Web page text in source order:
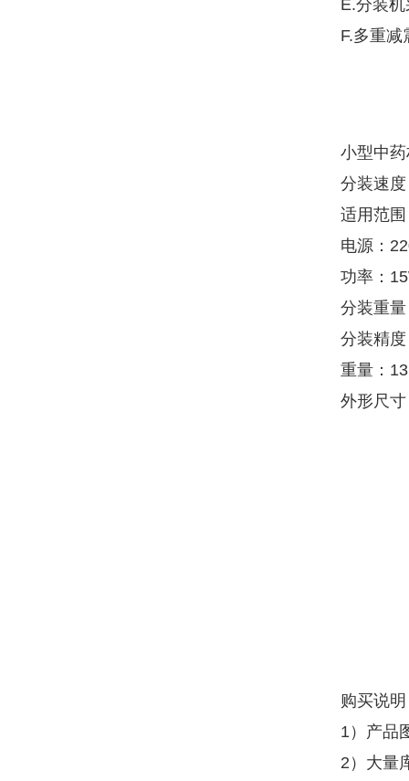
E.分装
F.多重减
小型中
分装速
适用范
电源：
功率：
分装重
分装精
重量：
外形尺
购买说
1）产品
2）大量